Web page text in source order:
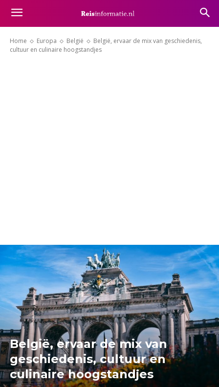
Home Europa België
België, ervaar de mix van geschiedenis,
cultuur en culinaire hoogstandjes
België, ervaar de mix van
geschiedenis, cultuur en
culinaire hoogstandjes